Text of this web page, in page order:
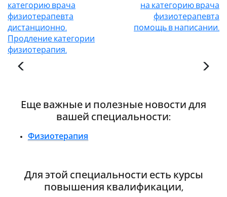
категорию врача
физиотерапевта
дистанционно.
Продление категории
физиотерапия.
на категорию врача
физиотерапевта
помощь в написании.
Еще важные и полезные новости для
вашей специальности:
Физиотерапия
Для этой специальности есть курсы
повышения квалификации,